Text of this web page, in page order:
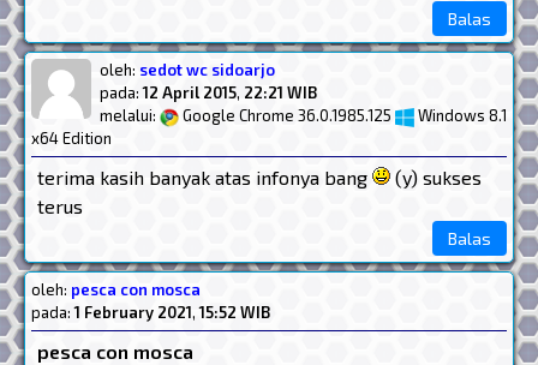
Balas
oleh: sedot wc sidoarjo
pada:12 April 2015, 22:21 WIB
melalui:
Google Chrome 36.0.1985.125
Windows 8.1
x64 Edition
terima kasih banyak atas infonya bang
(y) sukses
terus
Balas
oleh: pesca con mosca
pada:1 February 2021,15:52 WIB
pesca con mosca